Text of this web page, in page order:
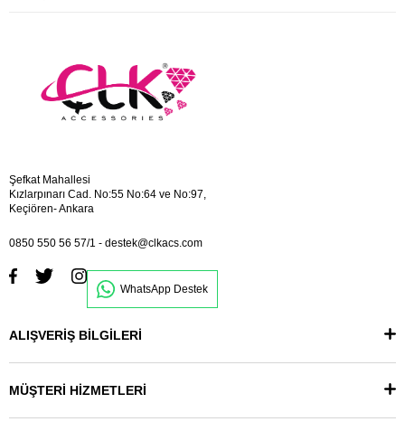
Şefkat Mahallesi
Kızlarpınarı Cad. No:55 No:64 ve No:97,
Keçiören- Ankara
0850 550 56 57/1 - destek@clkacs.com
WhatsApp Destek
ALIŞVERİŞ BİLGİLERİ
MÜŞTERİ HİZMETLERİ